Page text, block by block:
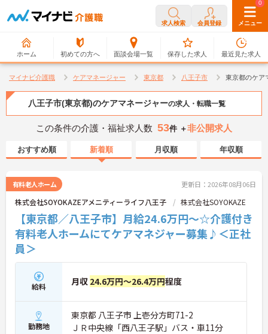
求人検索 会員登録 メニュー
ホーム 初めての方へ 面談会場一覧
0
保存した求人
0
最近見た求人
マイナビ介護職 ケアマネージャー 東京都 八王子市 東京都のケア
八王子市(東京都)のケアマネージャーの求人・転職一覧
この条件の介護・福祉求人数 53件 ＋非公開求人
おすすめ順 新着順 月収順 年収順
有料老人ホーム 更新日：2026年08月06日
株式会社SOYOKAZEアメニティーライフ八王子 株式会社SOYOKAZE
【東京都／八王子市】月給24.6万円～☆介護付き
有料老人ホームにてケアマネジャー募集♪＜正社
員＞
給料 月収 24.6万円～26.4万円程度
勤務地
東京都 八王子市 上壱分方町71-2
ＪＲ中央線「西八王子駅」バス・車11分